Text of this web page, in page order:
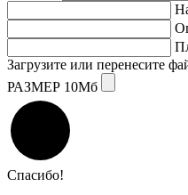
Загрузите или
РАЗМЕР 10Мб
Спасибо!